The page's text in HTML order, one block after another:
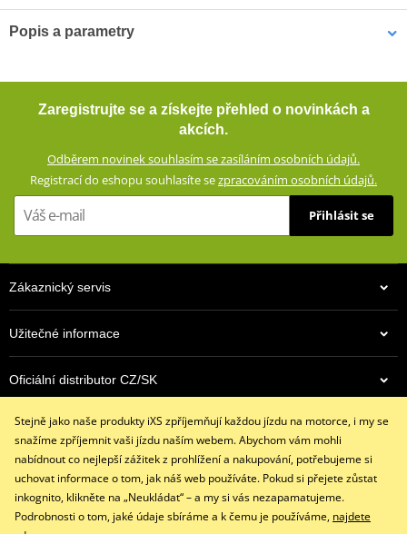
Popis a parametry
Pohodlné motocyklové džíny s rovným střihem. Tyto džíny
poskytují dostatečnou ochranu při jízdě na motocyklu díky
impaktních místech. Zároveň vypadají civilně a díky příměsi
elastanu skvěle padnou a příjemně se nosí.
Džíny s rovným střihem a 5 kapsami
Vnější materiál: 98% bavlna, 2% elastan
Podšívka: 100% polyester
40% polyester
Podšívka ze síťoviny od pasu ke kolenům
Výškově nastavitelné vyjímatelné CE certifikované chrániče
Džíny jsou z výroby opatřeny prémiovou impregnací
Huntsman® , která vydrží až 15 vyprání
PDF iXS SIZE
PDF iXS SIZE
PDF
Zaregistrujte se a získejte přehled o novinkách a
akcích.
Odběrem novinek souhlasím se zasíláním osobních údajů.
Registrací do eshopu souhlasíte sezpracováním osobních údajů.
Přihlásit se
Zákaznický servis
Užitečné informace
Oficiální distributor CZ/SK
Kontaktujte nás
info@ixs-motopoint.cz
Po - Pá (8:00 - 16:30)
Stejně jako naše produkty iXS zpříjemňují každou jízdu na motorce, i my se
snažíme zpříjemnit vaši jízdu naším webem. Abychom vám mohli
nabídnout co nejlepší zážitek z prohlížení a nakupování, potřebujeme si
uchovat informace o tom, jak náš web používáte. Pokud si přejete zůstat
inkognito, klikněte na „Neukládat“ – a my si vás nezapamatujeme.
Podrobnosti o tom, jaké údaje sbíráme a k čemu je používáme, najdete